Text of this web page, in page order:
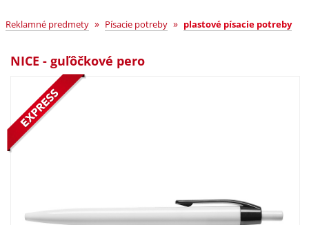
Reklamné predmety » Písacie potreby » plastové písacie potreby
NICE - guľôčkové pero